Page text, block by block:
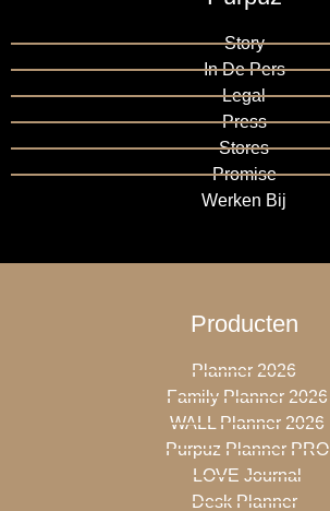
Story
In De Pers
Legal
Press
Stores
Promise
Werken Bij
Producten
Planner 2026
Family Planner 2026
WALL Planner 2026
Purpuz Planner PRO
LOVE Journal
Desk Planner